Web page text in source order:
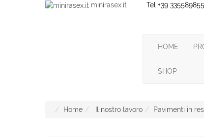
minirasex.it Tel +39
HOME
SHOP
Home Il nostro lavoro Pavimenti in